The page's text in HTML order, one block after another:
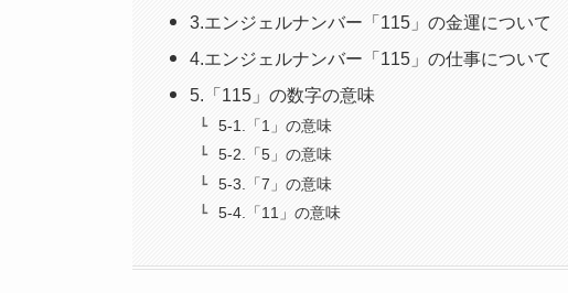
3.エンジェルナンバー「115」の金運について
4.エンジェルナンバー「115」の仕事について
5.「115」の数字の意味
5-1.「1」の意味
5-2.「5」の意味
5-3.「7」の意味
5-4.「11」の意味